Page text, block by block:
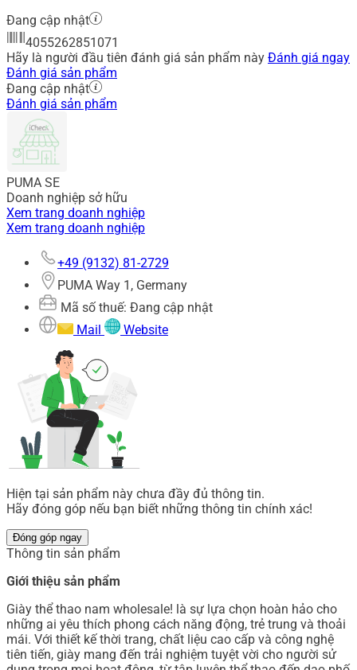
Đang cập nhật
4055262851071
Hãy là người đầu tiên đánh giá sản phẩm này Đánh giá ngay
Đánh giá sản phẩm
Đang cập nhật
Đánh giá sản phẩm
PUMA SE
Doanh nghiệp sở hữu
Xem trang doanh nghiệp
Xem trang doanh nghiệp
+49 (9132) 81-2729
PUMA Way 1, Germany
Mã số thuế: Đang cập nhật
Mail
Website
Hiện tại sản phẩm này chưa đầy đủ thông tin.
Hãy đóng góp nếu bạn biết những thông tin chính xác!
Đóng góp ngay
Thông tin sản phẩm
Giới thiệu sản phẩm
Giày thể thao nam wholesale! là sự lựa chọn hoàn hảo cho
những ai yêu thích phong cách năng động, trẻ trung và thoải
mái. Với thiết kế thời trang, chất liệu cao cấp và công nghệ
tiên tiến, giày mang đến trải nghiệm tuyệt vời cho người sử